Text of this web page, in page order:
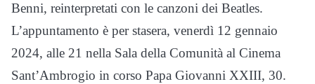
Benni, reinterpretati con le canzoni dei Beatles.
L’appuntamento è per stasera, venerdì 12 gennaio
2024, alle 21 nella Sala della Comunità al Cinema
Sant’Ambrogio in corso Papa Giovanni XXIII, 30.